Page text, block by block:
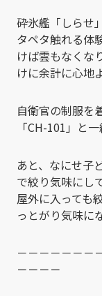
砕氷艦「しらせ
タペタ触れる体
けば雲もなくな
けに余計に心地
自衛官の制服を
「CH-101」と
あと、なにせ子
で絞り気味にし
屋外に入っても
っとがり気味に
－－－－－－－
－－－－